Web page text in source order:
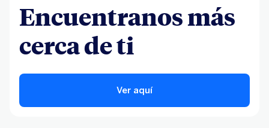
Encuentranos más
cerca de ti
Ver aquí